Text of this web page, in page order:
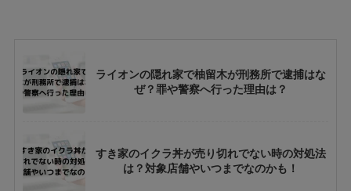
ライオンの隠れ家で柚留木が刑務所で逮捕はな
ぜ？罪や警察へ行った理由は？
すき家のイクラ丼が売り切れでない時の対処法
は？対象店舗やいつまでなのかも！